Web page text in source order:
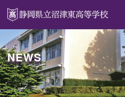
NEWS